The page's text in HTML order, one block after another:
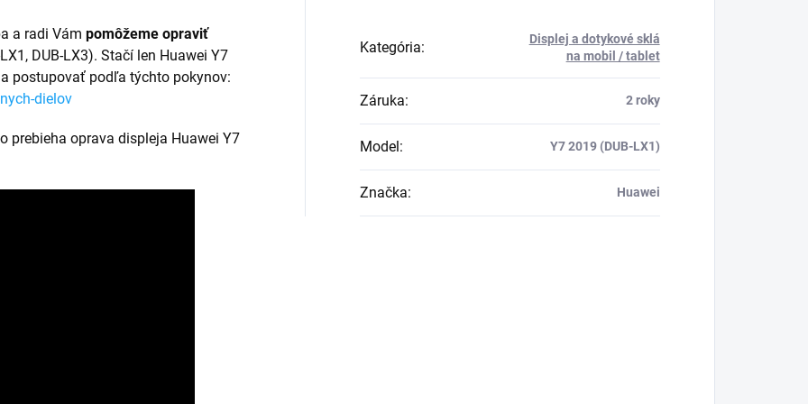
a radi Vám pomôžeme opraviť
DUB-LX3). Stačí len Huawei Y7
postupovať podľa týchto pokynov:
dielov
prebieha oprava displeja Huawei Y7
Kategória:
Displej a dotykové sklá
na mobil / tablet
Záruka: 2 roky
Model: Y7 2019 (DUB-LX1)
Značka: Huawei